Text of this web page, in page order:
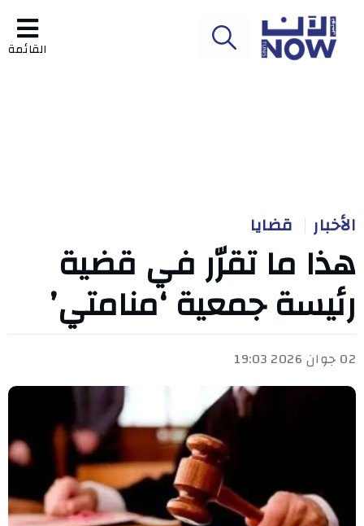
القائمة
الأخبار قضايا
هذا ما تقرّر في قضية
رئيسة جمعية ‘منامتي’
02 جوان 2026 19:03